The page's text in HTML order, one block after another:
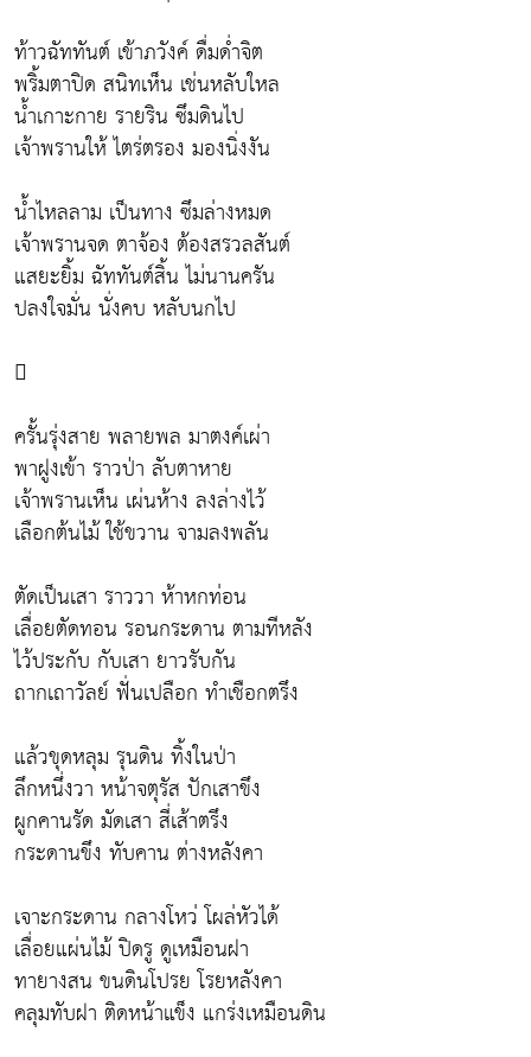
ท้าวฉัททันต์ เข้าภวังค์ ดื่มด่ำจิต
พริ้มตาปิด สนิทเห็น เช่นหลับใหล
น้ำเกาะกาย รายริน ซึมดินไป
เจ้าพรานให้ ไตร่ตรอง มองนิ่งงัน
น้ำไหลลาม เป็นทาง ซึมล่างหมด
เจ้าพรานจด ตาจ้อง ต้องสรวลสันต์
แสยะยิ้ม ฉัททันต์สิ้น ไม่นานครัน
ปลงใจมั่น นั่งคบ หลับนกไป

ครั้นรุ่งสาย พลายพล มาตงค์เผ่า
พาฝูงเข้า ราวป่า ลับตาหาย
เจ้าพรานเห็น เผ่นห้าง ลงล่างไว้
เลือกต้นไม้ ใช้ขวาน จามลงพลัน
ตัดเป็นเสา ราววา ห้าหกท่อน
เลื่อยตัดทอน รอนกระดาน ตามทีหลัง
ไว้ประกับ กับเสา ยาวรับกัน
ถากเถาวัลย์ ฟั่นเปลือก ทำเชือกตรึง
แล้วขุดหลุม รุนดิน ทิ้งในป่า
ลึกหนึ่งวา หน้าจตุรัส ปักเสาขึง
ผูกคานรัด มัดเสา สี่เส้าตรึง
กระดานขึง ทับคาน ต่างหลังคา
เจาะกระดาน กลางโหว่ โผล่หัวได้
เลื่อยแผ่นไม้ ปิดรู ดูเหมือนฝา
ทายางสน ขนดินโปรย โรยหลังคา
คลุมทับฝา ติดหน้าแข็ง แกร่งเหมือนดิน